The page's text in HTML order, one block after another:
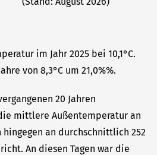
im Jahr 2025 bei 10,1°C.
von 8,3°C um 21,0%%.
20 Jahren
mittlere Außentemperatur an
hingegen an durchschnittlich 252
An diesen Tagen war die